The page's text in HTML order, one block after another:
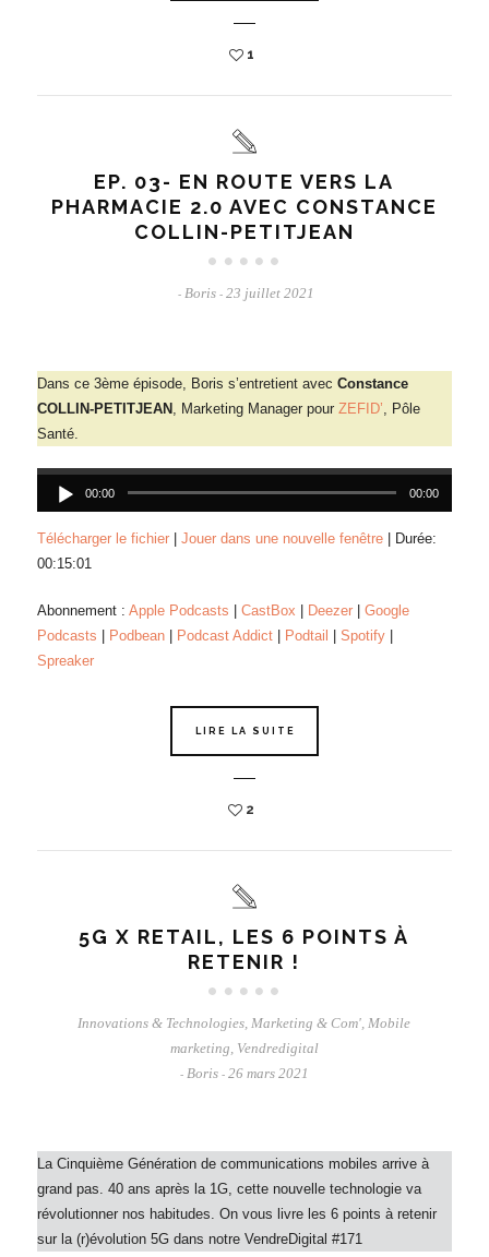
1
EP. 03- EN ROUTE VERS LA
PHARMACIE 2.0 AVEC CONSTANCE
COLLIN-PETITJEAN
- Boris - 23 juillet 2021
Dans ce 3ème épisode, Boris s’entretient avec Constance
COLLIN-PETITJEAN , Marketing Manager pour ZEFID’, Pôle
Santé.
Lecteur
audio
00:00 00:00
Télécharger le fichier| Jouer dans une nouvelle fenêtre|
Durée:
00:15:01
Abonnement : Apple Podcasts CastBox Deezer| Google
Podcasts
Podbean| Podcast Addict| Podtail Spotify|
Spreaker
LIRE LA SUITE
2
5G X RETAIL, LES 6 POINTS À
RETENIR !
Innovations & Technologies,Marketing & Com',Mobile
marketing, Vendredigital
- Boris - 26 mars 2021
La Cinquième Génération de communications mobiles arrive à
grand pas. 40 ans après la 1G, cette nouvelle technologie va
révolutionner nos habitudes. On vous livre les 6 points à retenir
sur la (r)évolution 5G dans notre VendreDigital #171